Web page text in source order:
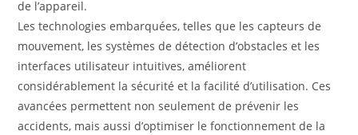
de l’appareil.
Les technologies embarquées, telles que les capteurs de
mouvement, les systèmes de détection d’obstacles et les
interfaces utilisateur intuitives, améliorent
considérablement la sécurité et la facilité d’utilisation. Ces
avancées permettent non seulement de prévenir les
accidents, mais aussi d’optimiser le fonctionnement de la